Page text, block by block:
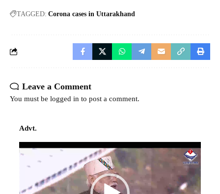
TAGGED: Corona cases in Uttarakhand
Leave a Comment
You must be logged in to post a comment.
Advt.
Video